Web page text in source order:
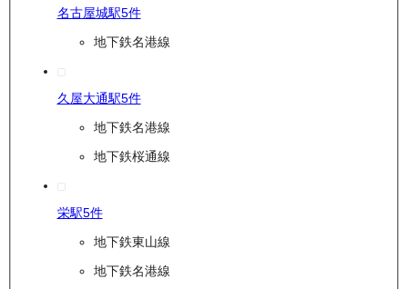
名古屋城駅5件
地下鉄名港線
久屋大通駅5件
地下鉄名港線
地下鉄桜通線
栄駅5件
地下鉄東山線
地下鉄名港線